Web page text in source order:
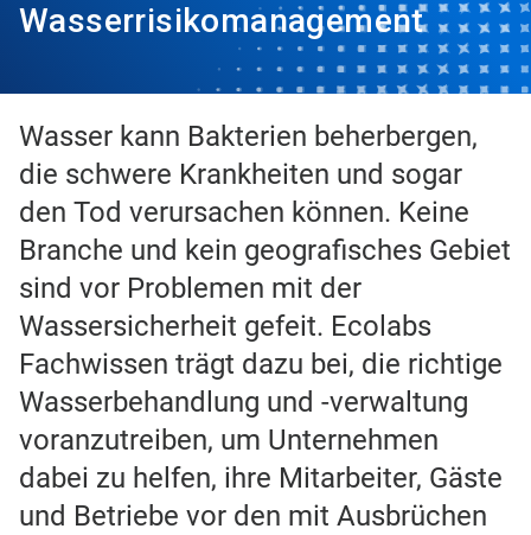
Wasserrisikomanagement
Wasser kann Bakterien beherbergen,
die schwere Krankheiten und sogar
den Tod verursachen können. Keine
Branche und kein geografisches Gebiet
sind vor Problemen mit der
Wassersicherheit gefeit. Ecolabs
Fachwissen trägt dazu bei, die richtige
Wasserbehandlung und -verwaltung
voranzutreiben, um Unternehmen
dabei zu helfen, ihre Mitarbeiter, Gäste
und Betriebe vor den mit Ausbrüchen